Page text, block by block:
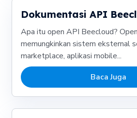
Dokumentasi API
Apa itu open API Beecloud?
memungkinkan sistem eksternal
marketplace, aplikasi mobile...
Baca Juga